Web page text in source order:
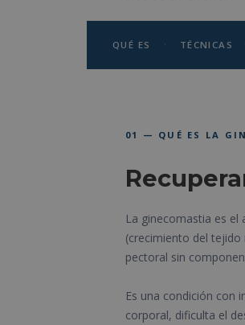
QUÉ ES · TÉCNICAS
01 — QUÉ ES LA
La ginecomastia es
(crecimiento del
pectoral sin
Es una condición con
corporal, dificulta el